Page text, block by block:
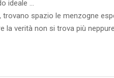
ideale …
spazio le menzogne
la verità non si trova più